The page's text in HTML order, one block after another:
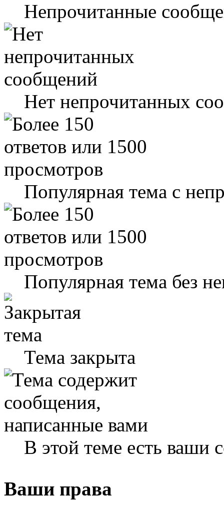
Непрочитанные
Нет непрочитанных
Популярная тема с
Популярная тема без
Тема закрыта
В этой теме есть ваши
Ваши права